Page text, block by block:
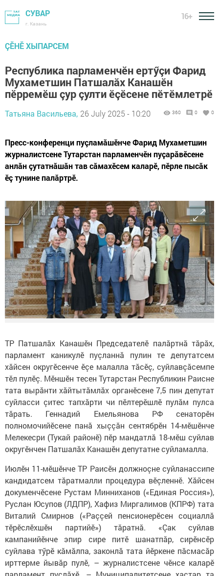
СУВАР
г. Казань
16+
ÇӖНӖ ХЫПАРСЕМ
Республика парламенчӗн ертӳçи Фарид
Мухаметшин Патшалӑх Канашӗн
пӗрремӗш çур çулти ӗçӗсене пӗтӗмлетрӗ
Татьяна Васильева, 26 July 2025 - 10:20 360 0 0
Пресс-конференци пуçламӑшӗнче Фарид Мухаметшин
журналистсене Тутарстан парламенчӗн пуҫарӑвӗсене
анлӑн çутатнӑшӑн тав сӑмахӗсем каларӗ, пӗрле пысӑк
ӗç тунине палăртрӗ.
ТР Патшалăх Канашӗн Председателӗ палӑртнӑ тӑрӑх,
парламент каникулӗ пуçланнă пулин те депутатсем
хӑйсен округӗсенче ӗçе малалла тӑсӗç, суйлавçӑсемпе
тӗл пулӗç. Мӗншӗн тесен Тутарстан Республикин Раисне
тата вырӑнти хӑйтытӑмлӑх органӗсене 7,5 пин депутат
суйласси çитес тапхӑрти чи пӗлтерӗшлӗ пулӑм пулса
тӑрать. Геннадий Емельянова РФ сенаторӗн
полномочийӗсене панӑ хыççӑн сентябрӗн 14-мӗшӗнче
Мелекесри (Тукай районӗ) пӗр мандатлӑ 18-мӗш суйлав
округӗнчен Патшалӑх Канашӗн депутатне суйламалла.
Июлӗн 11-мӗшӗнче ТР Раисӗн должноçне суйланассипе
кандидатсем тӑратмалли процедура вӗçленнӗ. Хӑйсен
докуменчӗсене Рустам Минниханов («Единая Россия»),
Руслан Юсупов (ЛДПР), Хафиз Миргалимов (КПРФ) тата
Виталий Смирнов («Раççей пенсионерӗсен социаллӑ
тӗрӗслӗхшӗн партийӗ») тӑратнă. «Çак суйлав
кампанийӗнче эпир сире питӗ шанатпӑр, сирӗнсӗр
суйлава тӳрӗ кӑмӑлпа, законлӑ тата йӗркене пӑсмасӑр
ирттерме йывӑр пулӗ, – журналистсене чӗнсе каларӗ